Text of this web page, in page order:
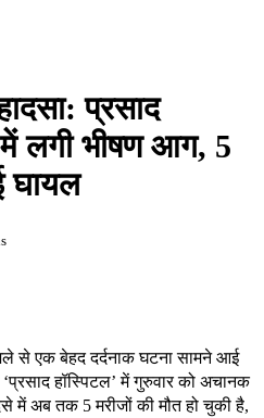
प्रसाद
लगी भीषण आग, 5
घायल
से एक बेहद दर्दनाक घटना सामने आई
हॉस्पिटल’ में गुरुवार को अचानक
में अब तक 5 मरीजों की मौत हो चुकी है,